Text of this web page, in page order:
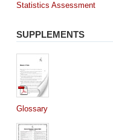
Statistics Assessment
SUPPLEMENTS
Glossary